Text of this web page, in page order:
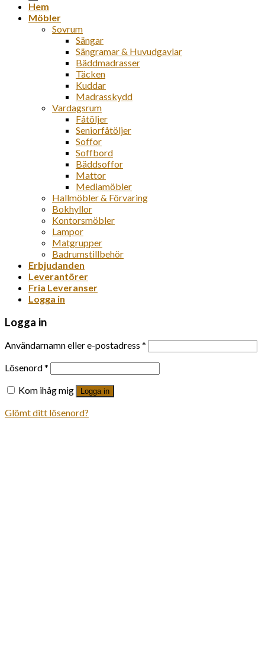
Hem
Möbler
Sovrum
Sängar
Sängramar & Huvudgavlar
Bäddmadrasser
Täcken
Kuddar
Madrasskydd
Vardagsrum
Fåtöljer
Seniorfåtöljer
Soffor
Soffbord
Bäddsoffor
Mattor
Mediamöbler
Hallmöbler & Förvaring
Bokhyllor
Kontorsmöbler
Lampor
Matgrupper
Badrumstillbehör
Erbjudanden
Leverantörer
Fria Leveranser
Logga in
Logga in
Användarnamn eller e-postadress *
Lösenord*
Kom ihåg mig
Logga in
Glömt ditt lösenord?